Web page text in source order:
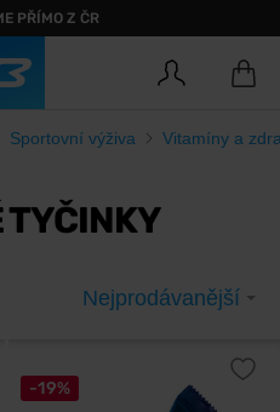
PŘÍMO Z ČR
Sportovní výživa Vitamíny a
TYČINKY
Nejprodávanější
-19%